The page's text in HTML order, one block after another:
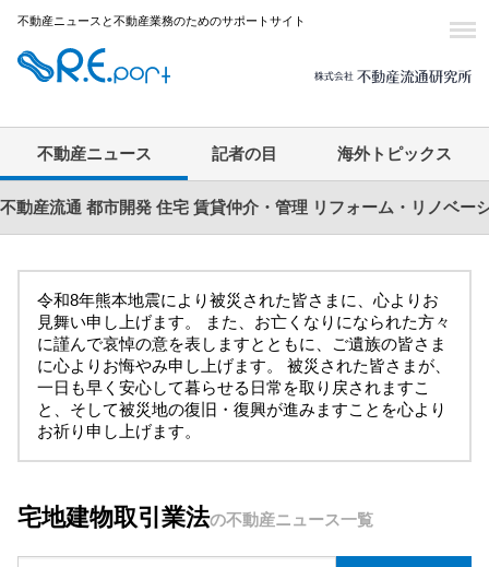
不動産ニュースと不動産業務のためのサポートサイト
不動産ニュース 記者の目 海外トピックス
不動産流通 都市開発 住宅 賃貸仲介・管理 リフォーム・リノベー
令和8年熊本地震により被災された皆さまに、心よりお
見舞い申し上げます。 また、お亡くなりになられた方々
に謹んで哀悼の意を表しますとともに、ご遺族の皆さま
に心よりお悔やみ申し上げます。 被災された皆さまが、
一日も早く安心して暮らせる日常を取り戻されますこ
と、そして被災地の復旧・復興が進みますことを心より
お祈り申し上げます。
宅地建物取引業法の不動産ニュース一覧